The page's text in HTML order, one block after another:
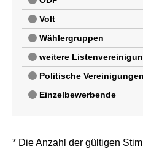
* Die Anzahl der gültigen